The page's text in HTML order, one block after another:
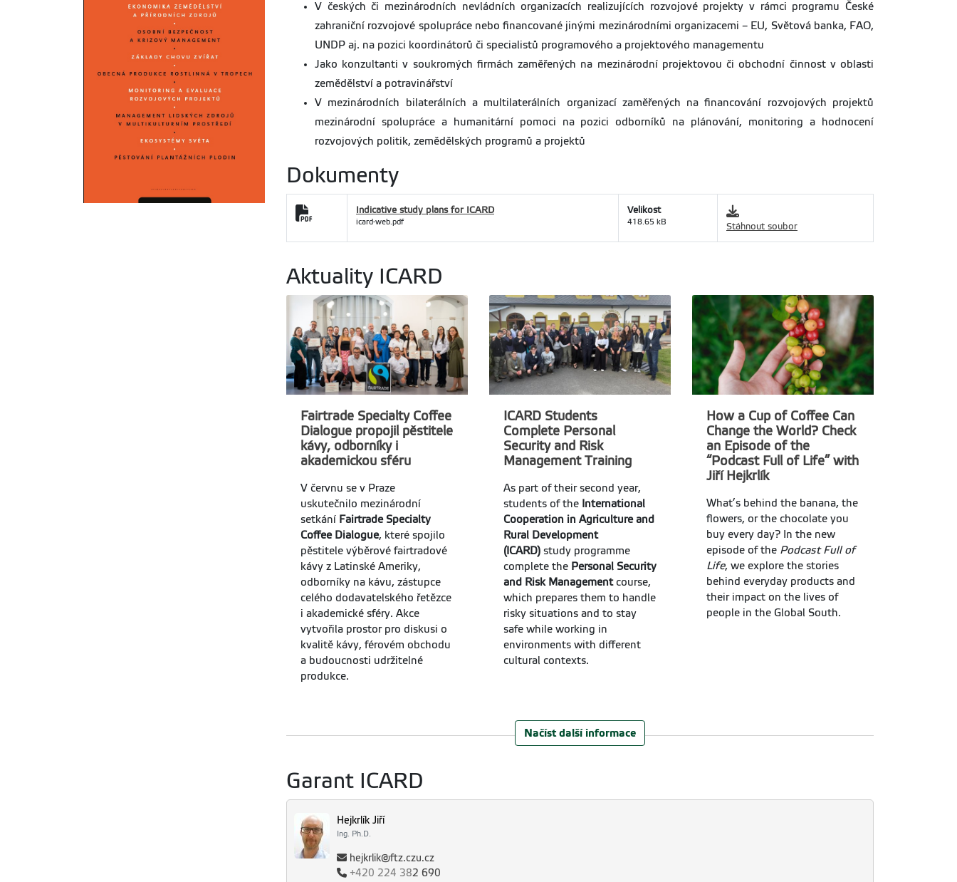
V českých či mezinárodních nevládních organizacích realizujících rozvojové projekty v rámci programu České
zahraniční rozvojové spolupráce nebo financované jinými mezinárodními organizacemi – EU, Světová banka, FAO,
UNDP aj. na pozici koordinátorů či specialistů programového a projektového managementu
Jako konzultanti v soukromých firmách zaměřených na mezinárodní projektovou či obchodní činnost v oblasti
zemědělství a potravinářství
V mezinárodních bilaterálních a multilaterálních organizací zaměřených na financování rozvojových projektů
mezinárodní spolupráce a humanitární pomoci na pozici odborníků na plánování, monitoring a hodnocení
rozvojových politik, zemědělských programů a projektů
Dokumenty
Indicative study plans for ICARD
icard-web.pdf
Velikost
418.65 kB Stáhnout soubor
Aktuality ICARD
Fairtrade Specialty Coffee
Dialogue propojil pěstitele
kávy, odborníky i
akademickou sféru
V červnu se v Praze
uskutečnilo mezinárodní
setkání Fairtrade Specialty
Coffee Dialogue, které spojilo
pěstitele výběrové fairtradové
kávy z Latinské Ameriky,
odborníky na kávu, zástupce
celého dodavatelského řetězce
i akademické sféry. Akce
vytvořila prostor pro diskusi o
kvalitě kávy, férovém obchodu
a budoucnosti udržitelné
produkce.
ICARD Students
Complete Personal
Security and Risk
Management Training
As part of their second year,
students of the International
Cooperation in Agriculture and
Rural Development
(ICARD)study programme
complete the Personal Security
and Risk Managementcourse,
which prepares them to handle
risky situations and to stay
safe while working in
environments with different
cultural contexts.
How a Cup of Coffee Can
Change the World? Check
an Episode of the
“Podcast Full of Life” with
Jiří Hejkrlík
What’s behind the banana, the
flowers, or the chocolate you
buy every day? In the new
episode of the Podcast Full of
Life, we explore the stories
behind everyday products and
their impact on the lives of
people in the Global South.
Načíst další informace
Garant ICARD
Hejkrlík Jiří
Ing. Ph.D.
hejkrlik@ftz.czu.cz
+420 224 382 690